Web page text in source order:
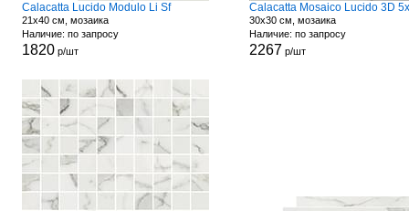
Calacatta Lucido Modulo Li Sf
21x40 см, мозаика
Наличие: по запросу
1820р/шт
Calacatta Mosaico Lucido 3D
30x30 см, мозаика
Наличие: по запросу
2267 р/шт